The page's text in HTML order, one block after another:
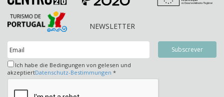
NEWSLETTER
Ich habe die Bedingungen von gelesen und
akzeptiertDatenschutz-Bestimmungen *